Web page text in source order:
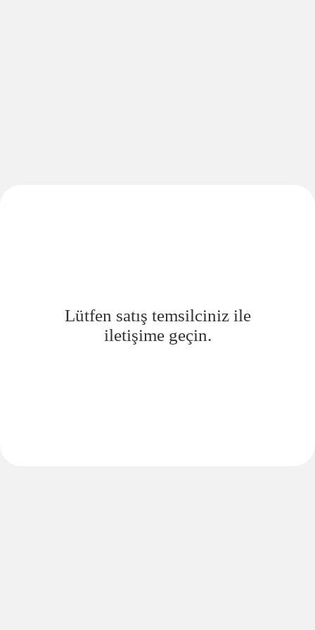
Lütfen satış temsilciniz ile
iletişime geçin.